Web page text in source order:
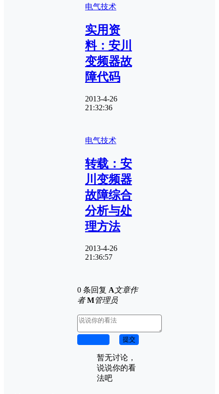
电气技术
实用资
料：安川
变频器故
障代码
2013-4-26
21:32:36
电气技术
转载：安
川变频器
故障综合
分析与处
理方法
2013-4-26
21:36:57
0 条回复 A文章作
者 M管理员
提交
暂无讨论，
说说你的看
法吧